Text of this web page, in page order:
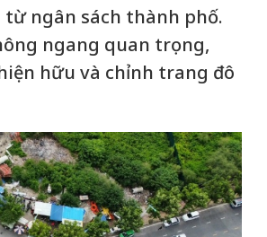
ngân sách thành phố.
ngang quan trọng,
hữu và chỉnh trang đô